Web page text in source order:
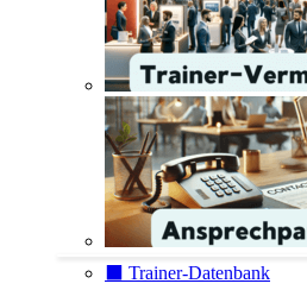
⬛️ Trainer-Datenbank